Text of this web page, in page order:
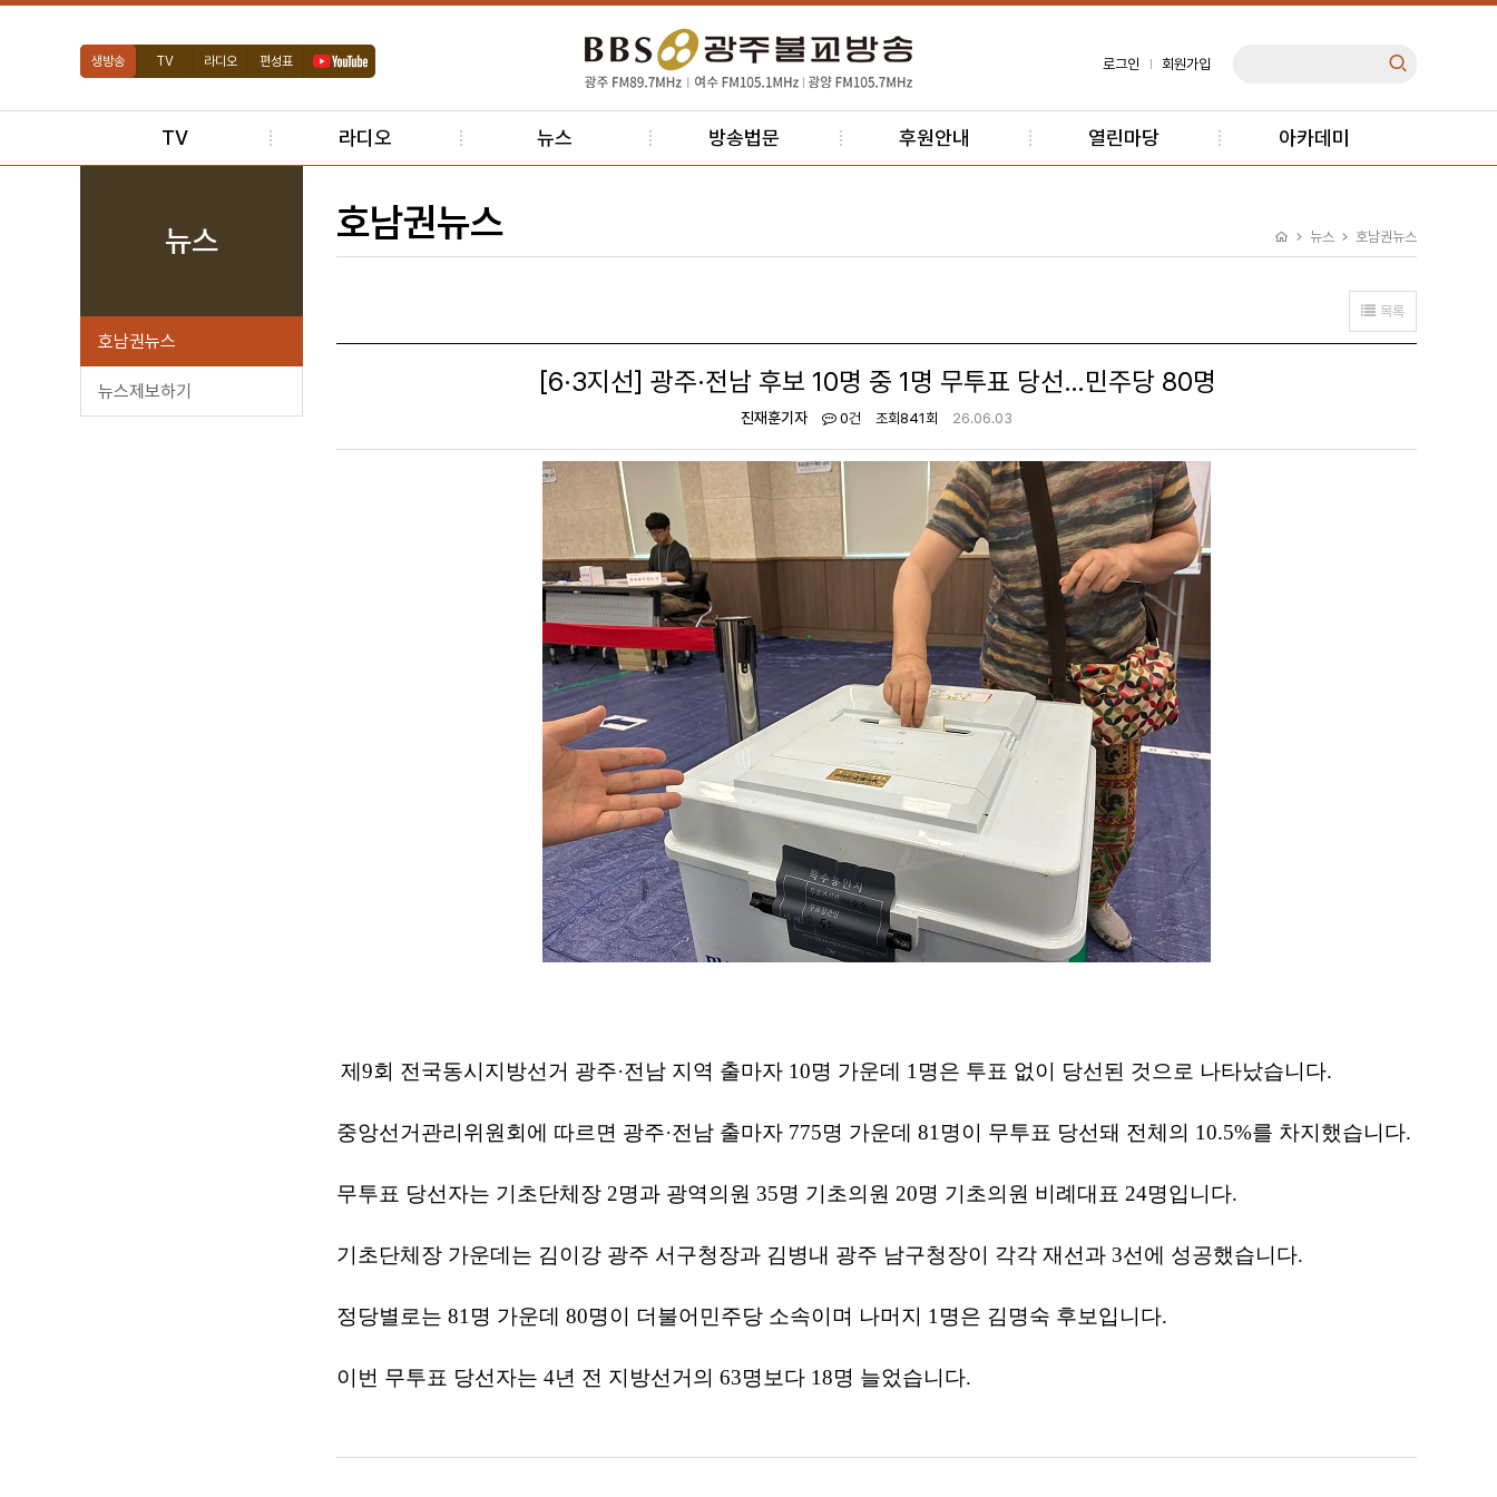
생방송 TV 라디오 편성표 로그인 회원가입
TV 라디오 뉴스 방송법문 후원안내 열린마당 아카데미
뉴스
호남권뉴스
뉴스제보하기
호남권뉴스 뉴스 호남권뉴스
목록
[6·3지선] 광주·전남 후보 10명 중 1명 무투표 당선…민주당 80명
진재훈기자 0건 조회841회 26.06.03
제9회 전국동시지방선거 광주·전남 지역 출마자 10명 가운데 1명은 투표 없이 당선된 것으로 나타났습니다.
중앙선거관리위원회에 따르면 광주·전남 출마자 775명 가운데 81명이 무투표 당선돼 전체의 10.5%를 차지했습니다.
무투표 당선자는 기초단체장 2명과 광역의원 35명 기초의원 20명 기초의원 비례대표 24명입니다.
기초단체장 가운데는 김이강 광주 서구청장과 김병내 광주 남구청장이 각각 재선과 3선에 성공했습니다.
정당별로는 81명 가운데 80명이 더불어민주당 소속이며 나머지 1명은 김명숙 후보입니다.
이번 무투표 당선자는 4년 전 지방선거의 63명보다 18명 늘었습니다.